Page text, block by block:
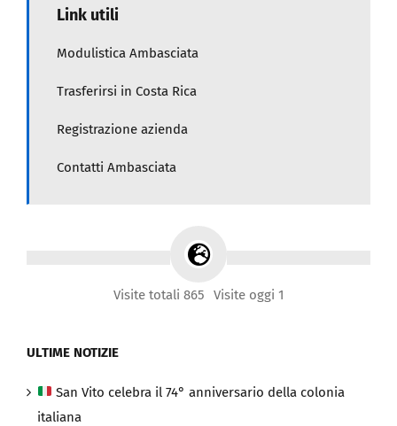
Link utili
Modulistica Ambasciata
Trasferirsi in Costa Rica
Registrazione azienda
Contatti Ambasciata
Visite totali 865 Visite oggi 1
ULTIME NOTIZIE
San Vito celebra il 74° anniversario della colonia
italiana